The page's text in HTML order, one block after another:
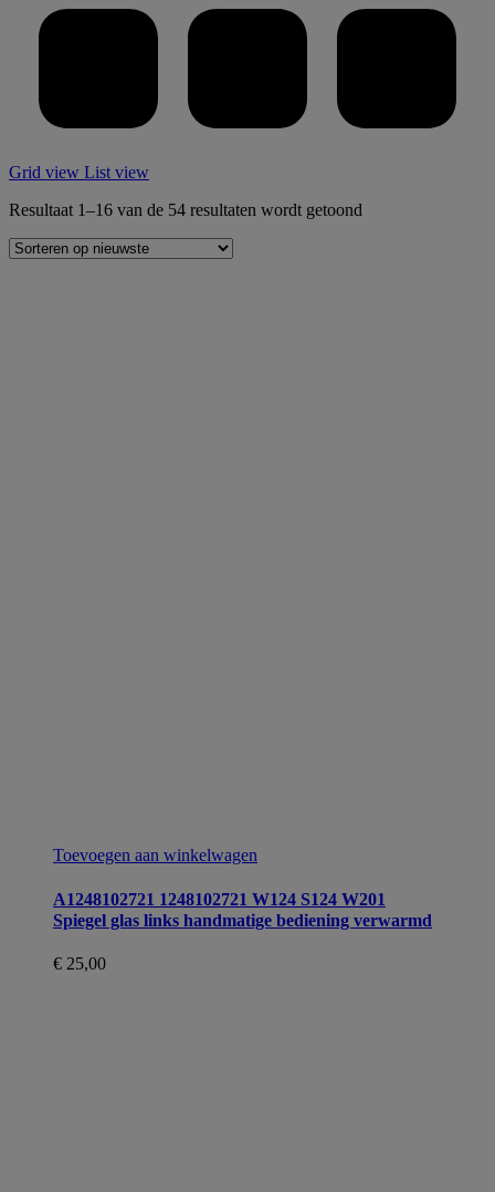
Grid view List view
Resultaat 1–16 van de 54 resultaten wordt getoond
Toevoegen aan winkelwagen
A1248102721 1248102721 W124 S124 W201
Spiegel glas links handmatige bediening verwarmd
€ 25,00